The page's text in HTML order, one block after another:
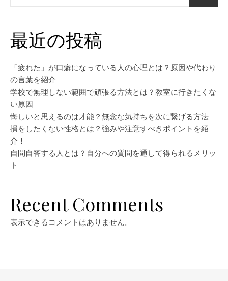
最近の投稿
「疲れた」が口癖になっている人の心理とは？原因や代わり
の言葉を紹介
学校で無理しない範囲で頑張る方法とは？教室に行きたくな
い原因
悔しいと思えるのは才能？無念な気持ちを次に繋げる方法
損をしたくない性格とは？強みや注意すべきポイントを紹
介！
自問自答する人とは？自分への質問を通して得られるメリッ
ト
Recent Comments
表示できるコメントはありません。